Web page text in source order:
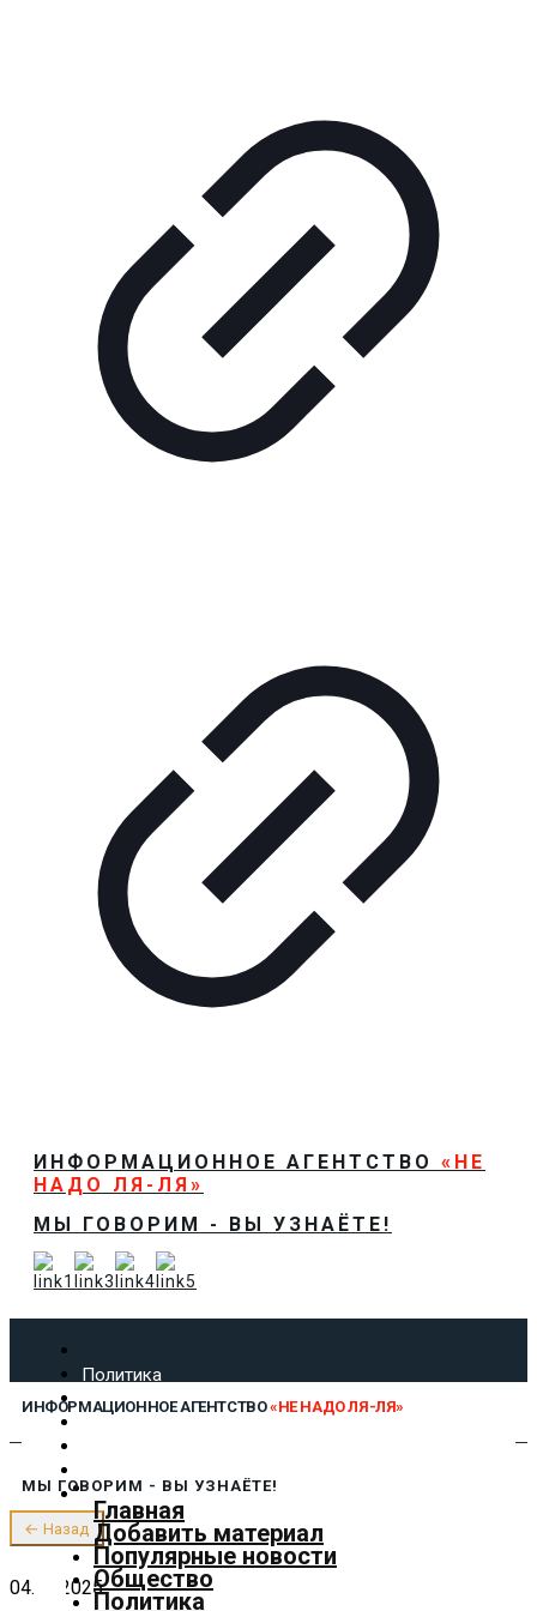
ИНФОРМАЦИОННОЕ АГЕНТСТВО «НЕ
НАДО ЛЯ-ЛЯ»
МЫ ГОВОРИМ - ВЫ УЗНАЁТЕ!
Политика
Экономика
Культура
Предложить новость
О нас
ИНФОРМАЦИОННОЕ АГЕНТСТВО«НЕ НАДО ЛЯ-ЛЯ»
Главная
Добавить материал
Популярные новости
Общество
Политика
МЫ ГОВОРИМ - ВЫ УЗНАЁТЕ!
← Назад
04.08.2025